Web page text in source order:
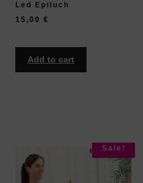
Led Epiluch
15,00 €
Add to cart
Sale!